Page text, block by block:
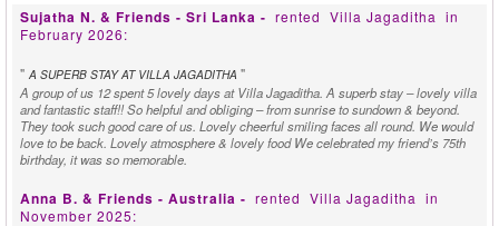
Sujatha N. & Friends - Sri Lanka - rented Villa Jagaditha in
February 2026:
" A SUPERB STAY AT VILLA JAGADITHA "
A group of us 12 spent 5 lovely days at Villa Jagaditha. A superb stay – lovely villa
and fantastic staff!! So helpful and obliging – from sunrise to sundown & beyond.
They took such good care of us. Lovely cheerful smiling faces all round. We would
love to be back. Lovely atmosphere & lovely food We celebrated my friend’s 75th
birthday, it was so memorable.
Anna B. & Friends - Australia - rented Villa Jagaditha in
November 2025: